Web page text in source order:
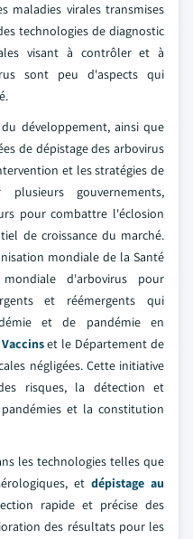
maladies virales transmises
technologies de diagnostic
visant à contrôler et à
sont peu d'aspects qui
développement, ainsi que
de dépistage des arbovirus
et les stratégies de
gouvernements,
pour combattre l'éclosion
de croissance du marché.
mondiale de la Santé
d'arbovirus pour
et réémergents qui
et de pandémie en
Vaccinset le Département de
négligées. Cette initiative
risques, la détection et
et la constitution
les technologies telles que
et dépistage au
rapide et précise des
des résultats pour les